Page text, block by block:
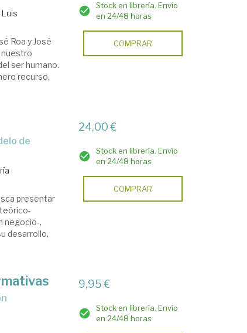
Roa y José
nuestro
ser humano.
recurso,
Stock en librería. Envío
en 24/48 horas
COMPRAR
presentar
negocio-,
desarrollo,
24,00 €
Stock en librería. Envío
en 24/48 horas
COMPRAR
9,95 €
Stock en librería. Envío
en 24/48 horas